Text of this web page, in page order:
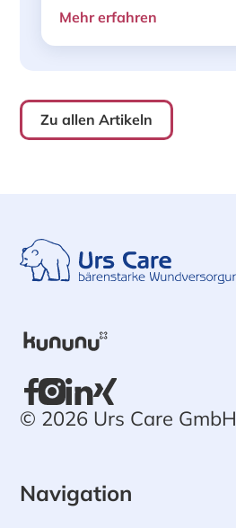
Mehr erfahren
Zu allen Artikeln
© 2026 Urs Care GmbH
Navigation